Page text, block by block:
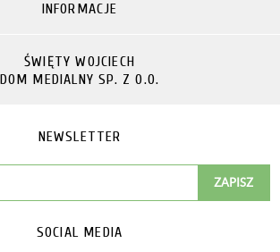
INFORMACJE
ŚWIĘTY WOJCIECH
DOM MEDIALNY SP. Z O.O.
NEWSLETTER
SOCIAL MEDIA